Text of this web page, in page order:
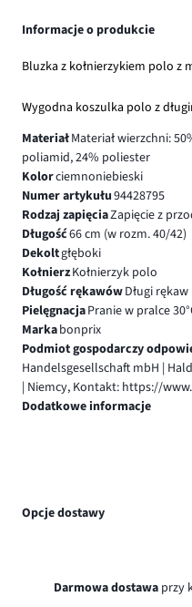
Informacje o produkcie
Bluzka z kołnierzykiem polo z
Wygodna koszulka polo z
MateriałMateriał wierzchni:
poliamid, 24% poliester
Kolorciemnoniebieski
Numer artykułu94428795
Rodzaj zapięciaZapięcie z
Długość66 cm (w rozm. 40/42)
Dekoltgłęboki
KołnierzKołnierzyk polo
Długość rękawówDługi rękaw
PielęgnacjaPranie w pralce
Markabonprix
Podmiot gospodarczy
Handelsgesellschaft mbH |
| Niemcy, Kontakt: https://
Dodatkowe informacje
Opcje dostawy
Darmowa dostawa przy